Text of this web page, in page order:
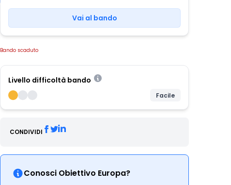
Vai al bando
Bando scaduto
Livello difficoltà bando
Facile
CONDIVIDI
Conosci Obiettivo Europa?